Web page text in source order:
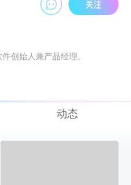
创始人兼产品经理。
动态